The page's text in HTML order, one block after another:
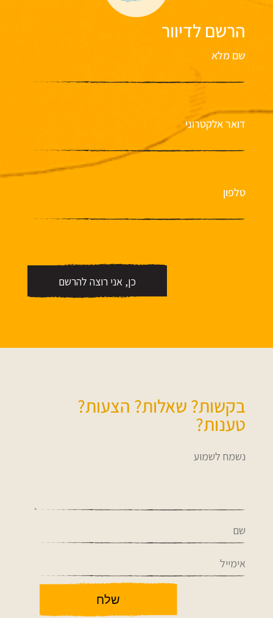
הרשם לדיוור
שם מלא
דואר אלקטרוני
טלפון
בקשות? שאלות? הצעות?
טענות?
שלח